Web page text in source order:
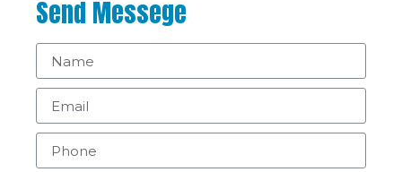
Send Messege